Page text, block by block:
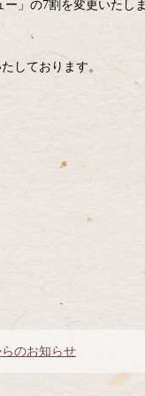
ー」の7割を変更いたし
しております。
のお知らせ